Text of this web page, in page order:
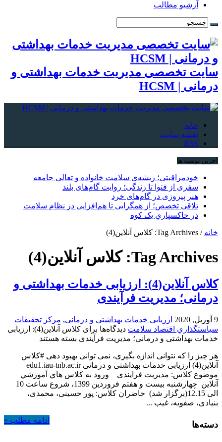
آرشیو مطالب
سایت تخصصی مدیریت خدمات بهداشتی و
درمانی | HCSM
خانه
نقشه سایت
RSS
آخرین نوشته ها
خودمراقبتی؛ ریشه‌ی سلامت خانواده و تعالی جامعه
سفری از فتوا تا زندگی؛ روایت گام‌های بلند
هنر پیروزی در گام‌های خرد
تلاقی تخصص؛ از همگرایی تا هم‌افزایی در نظام سلامت
در خاکسپاریِ یک کوه
خانه / Tag Archives: کلاس آنلاین(4)
Tag Archives: کلاس آنلاین(4)
کلاس آنلاین(4): ارزیابی خدمات بهداشتی و
درمانی؛ مدیریت فرآیندی
9 آوریل, 2020 ارزیابی خدمات بهداشتی و درمانی, مركز تحقيقات
سياستگذاري اقتصاد سلامت دیدگاه‌ها
برای کلاس آنلاین(4): ارزیابی
خدمات بهداشتی و درمانی؛ مدیریت فرآیندی بسته هستند
هر چیز را که نتوانی اندازه بگیری، نمی توانی بهبود دهی #کلاس
آنلاین(4) ارزیابی خدمات بهداشتی و درمانی edu1.iau-tnb.ac.ir
موضوع کلاس: مدیریت فرایندی ورود به كلاس هاي آموزشي
الی 12.15(برگزار شد) حاضران کلاس: پور حسینی، محمدی،
بنیادی، صفویه، غیب ...
ادامه مطلب » دسته‌ها